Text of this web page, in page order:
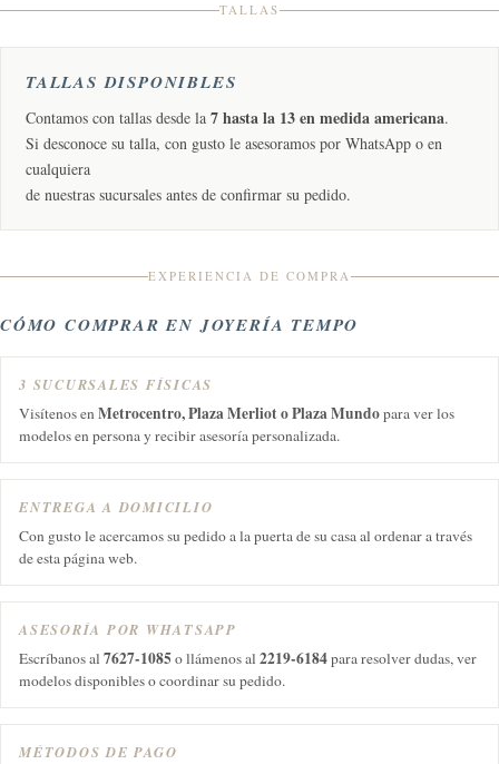
TALLAS
TALLAS DISPONIBLES
Contamos con tallas desde la 7 hasta la 13 en medida americana.
Si desconoce su talla, con gusto le asesoramos por WhatsApp o en
cualquiera
de nuestras sucursales antes de confirmar su pedido.
EXPERIENCIA DE COMPRA
CÓMO COMPRAR EN JOYERÍA TEMPO
3 SUCURSALES FÍSICAS
Visítenos enMetrocentro, Plaza Merliot o Plaza Mundopara ver los
modelos en persona y recibir asesoría personalizada.
ENTREGA A DOMICILIO
Con gusto le acercamos su pedido a la puerta de su casa al ordenar a través
de esta página web.
ASESORÍA POR WHATSAPP
Escríbanos al 7627-1085o llámenos al 2219-6184para resolver dudas, ver
modelos disponibles o coordinar su pedido.
MÉTODOS DE PAGO